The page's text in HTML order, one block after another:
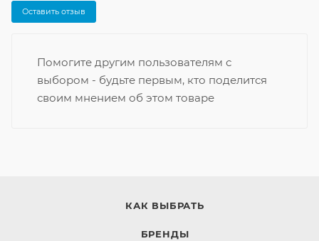
Оставить отзыв
Помогите другим пользователям с
выбором - будьте первым, кто поделится
своим мнением об этом товаре
КАК ВЫБРАТЬ
БРЕНДЫ